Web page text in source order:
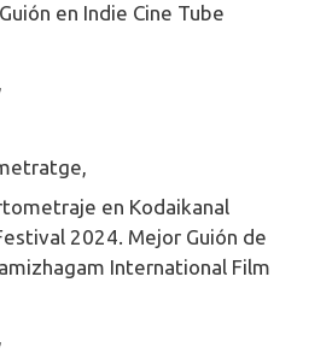
en Indie Cine Tube
en Kodaikanal
2024. Mejor Guión de
International Film